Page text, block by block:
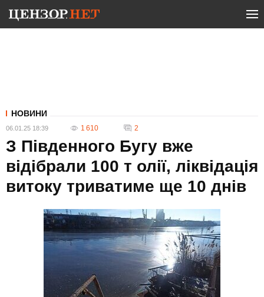
НОВИНИ
06.01.25 18:39 1 610 2
З Південного Бугу вже
відібрали 100 т олії, ліквідація
витоку триватиме ще 10 днів